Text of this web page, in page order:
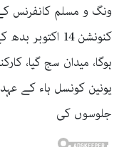
ونگ و مسلم کانفرنس
کنونشن 14
ہوگا، میدان سج گیا،
یونین کونسل ہاء کے
جلوسوں کی